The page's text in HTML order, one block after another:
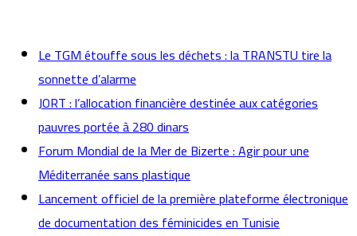
Le TGM étouffe sous les déchets : la TRANSTU tire la
sonnette d’alarme
JORT : l’allocation financière destinée aux catégories
pauvres portée à 280 dinars
Forum Mondial de la Mer de Bizerte : Agir pour une
Méditerranée sans plastique
Lancement officiel de la première plateforme électronique
de documentation des féminicides en Tunisie